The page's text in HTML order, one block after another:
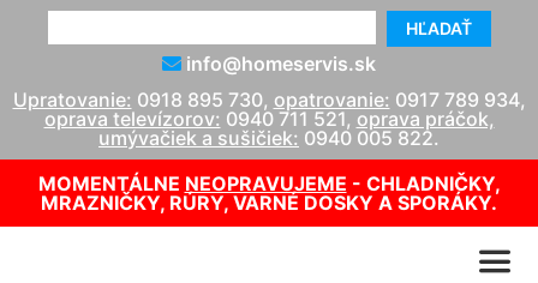
HĽADAŤ
info@homeservis.sk
Upratovanie: 0918 895 730, opatrovanie: 0917 789 934,
oprava televízorov: 0940 711 521, oprava práčok,
umývačiek a sušičiek: 0940 005 822.
MOMENTÁLNE NEOPRAVUJEME - CHLADNIČKY,
MRAZNIČKY, RÚRY, VARNÉ DOSKY A SPORÁKY.